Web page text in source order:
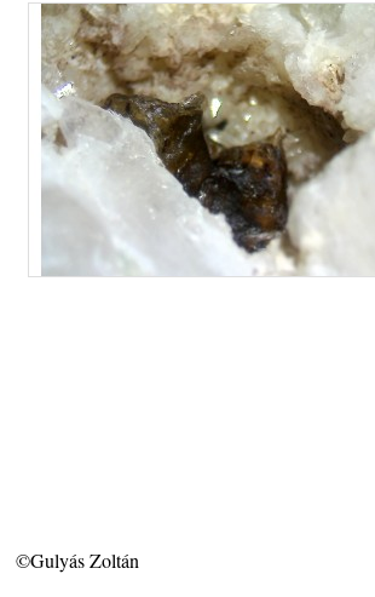
©Gulyás Zoltán